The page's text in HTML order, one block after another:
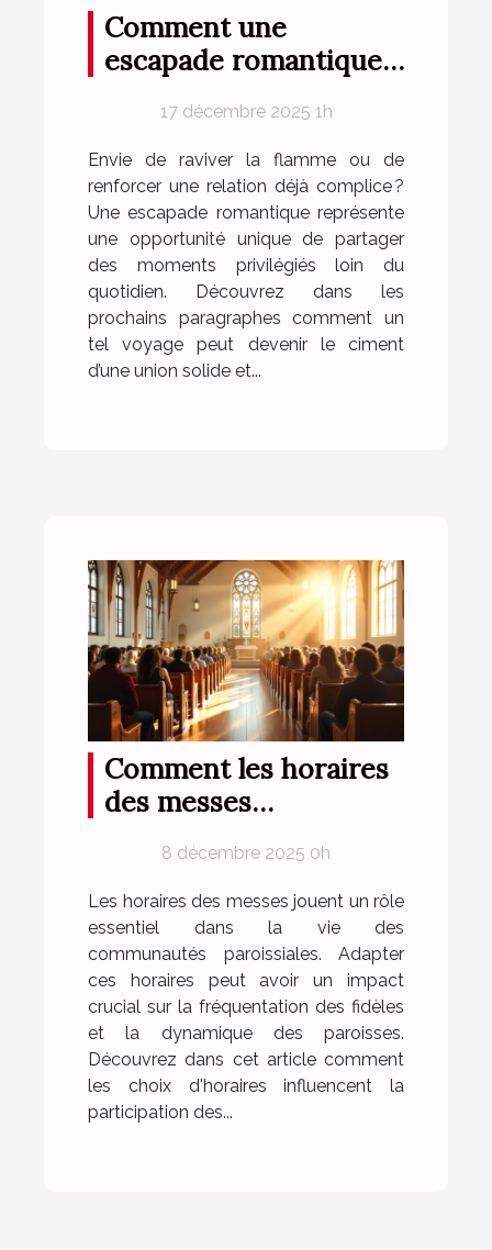
Comment une
escapade romantique
complicité?
17 décembre 2025 1h
Envie de raviver la flamme ou de
renforcer une relation déjà complice ?
Une escapade romantique représente
une opportunité unique de partager
des moments privilégiés loin du
quotidien. Découvrez dans les
prochains paragraphes comment un
tel voyage peut devenir le ciment
d’une union solide et...
Comment les horaires
des messes
fréquentation des
paroissiens ?
8 décembre 2025 0h
Les horaires des messes jouent un rôle
essentiel dans la vie des
communautés paroissiales. Adapter
ces horaires peut avoir un impact
crucial sur la fréquentation des fidèles
et la dynamique des paroisses.
Découvrez dans cet article comment
les choix d'horaires influencent la
participation des...